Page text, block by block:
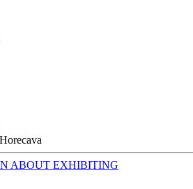
ABOUT EXHIBITING